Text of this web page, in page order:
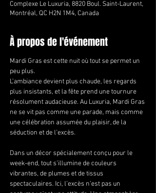
Complexe Le Luxuria, 8820 Boul. Saint-Laurent,
Montréal, QC H2N 1M4, Canada
À propos de l'événement
Mardi Gras est cette nuit où tout se permet un
peu plus.
L’ambiance devient plus chaude, les regards
plus insistants, et la fête prend une tournure
résolument audacieuse. Au Luxuria, Mardi Gras
ne se vit pas comme une parade, mais comme
une célébration assumée du plaisir, de la
séduction et de l’excès.
Dans un décor spécialement conçu pour le
week-end, tout s’illumine de couleurs
vibrantes, de plumes et de tissus
spectaculaires. Ici, l’excès n’est pas un